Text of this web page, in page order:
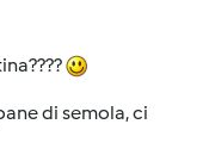
di semola, ci